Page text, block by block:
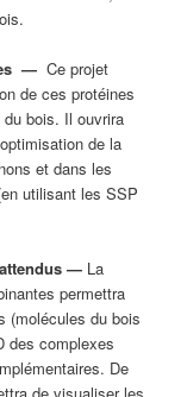
—Ce projet
de ces protéines
bois. Il ouvrira
de la
et dans les
utilisant les SSP
— La
permettra
(molécules du bois
des complexes
De